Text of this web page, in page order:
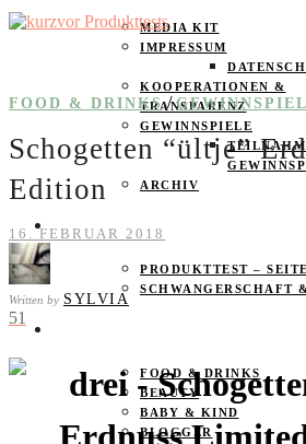
MEDIA KIT
IMPRESSUM
KOOPERATIONEN &
TRANSPARENZ
GEWINNSPIELE
ARCHIV
SPAREN
PRODUKTTEST –
SCHWANGERSCHAFT
FOOD & DRINKS
BEAUTY
BABY & KIND
BLOGGER
FOOD & DRINKS /
Schogetten “ültje”
Edition
16. FEBRUAR 2018
Written by SYLVIA
51